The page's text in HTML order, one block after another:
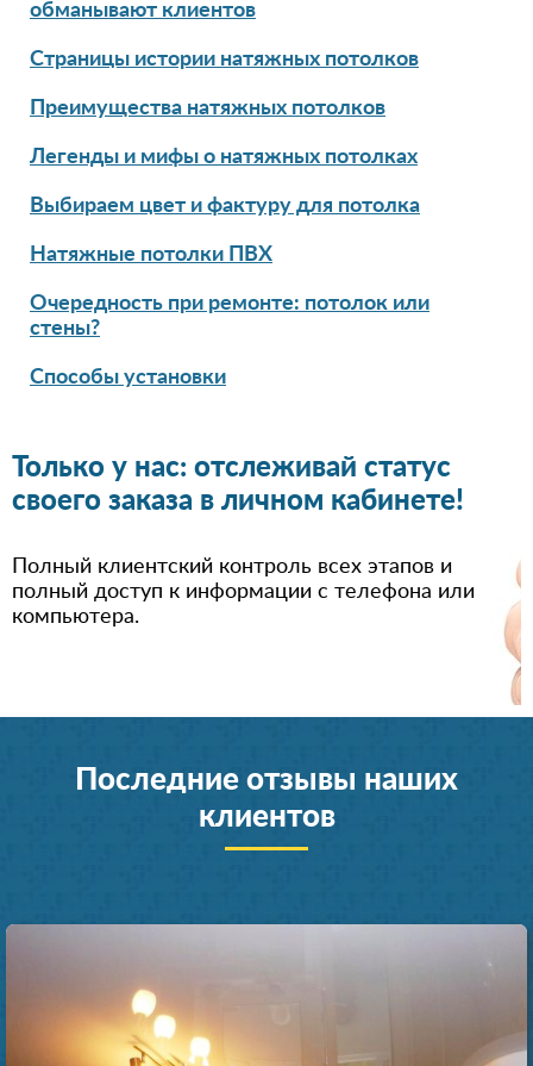
обманывают клиентов
Страницы истории натяжных потолков
Преимущества натяжных потолков
Легенды и мифы о натяжных потолках
Выбираем цвет и фактуру для потолка
Натяжные потолки ПВХ
Очередность при ремонте: потолок или
стены?
Способы установки
Только у нас: отслеживай статус
своего заказа в личном кабинете!
Полный клиентский контроль всех этапов и
полный доступ к информации с телефона или
компьютера.
Последние отзывы наших
клиентов